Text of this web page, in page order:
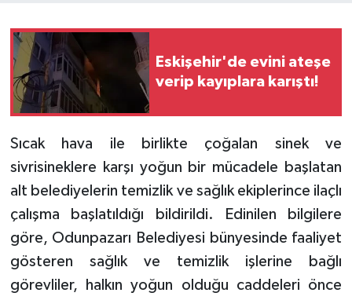
Eskişehir'de evini ateşe
verip kayıplara karıştı!
Sıcak hava ile birlikte çoğalan sinek ve
sivrisineklere karşı yoğun bir mücadele başlatan
alt belediyelerin temizlik ve sağlık ekiplerince ilaçlı
çalışma başlatıldığı bildirildi. Edinilen bilgilere
göre, Odunpazarı Belediyesi bünyesinde faaliyet
gösteren sağlık ve temizlik işlerine bağlı
görevliler, halkın yoğun olduğu caddeleri önce